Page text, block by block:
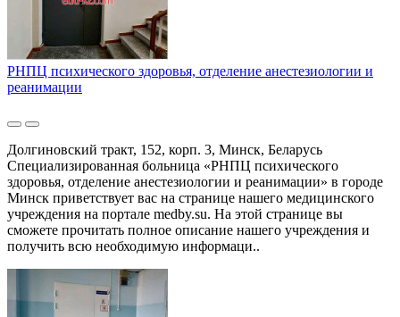
РНПЦ психического здоровья, отделение анестезиологии и
реанимации
Долгиновский тракт, 152, корп. 3, Минск, Беларусь
Специализированная больница «РНПЦ психического
здоровья, отделение анестезиологии и реанимации» в городе
Минск приветствует вас на странице нашего медицинского
учреждения на портале medby.su. На этой странице вы
сможете прочитать полное описание нашего учреждения и
получить всю необходимую информаци..